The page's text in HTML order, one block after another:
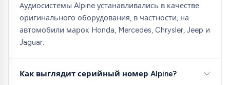
Аудиосистемы Alpine устанавливались в качестве
оригинального оборудования, в частности, на
автомобили марок Honda, Mercedes, Chrysler, Jeep и
Jaguar.
Как выглядит серийный номер Alpine?